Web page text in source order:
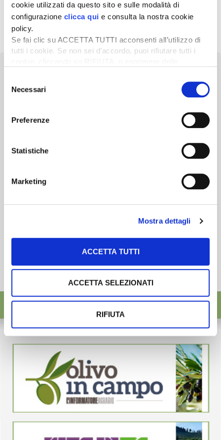
cookie utilizzati da questo sito e sulle modalità di
configurazione clicca qui e consulta la nostra cookie
policy.
Se fai clic su ACCETTA TUTTI acconsenti all’utilizzo di
tutti i cookie. Se non sei d’accordo, puoi rifiutare tutti i
desideri accettare e cliccando ACCETTA SELEZIONATI.
delNecessari
Preferenze
Statistiche
Marketing
Mostra dettagli
ACCETTA TUTTI
ACCETTA SELEZIONATI
RIFIUTA
Scopri un servizio d'informazione di alta qualità. Tagliato sulle tue